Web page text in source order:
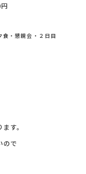
食・懇親会・２日目
す。
ので